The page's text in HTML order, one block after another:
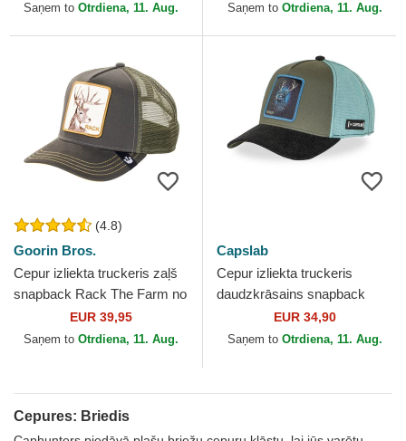
Saņem to Otrdiena, 11. Aug. Saņem to Otrdiena, 11. Aug.
(4.8)
Goorin Bros.
Cepur izliekta truckeris zaļš
snapback Rack The Farm no
Goorin Bros.EUR 39,95
Saņem to Otrdiena, 11. Aug.
Capslab
Cepur izliekta truckeris
daudzkrāsains snapback
BEA3 FORB Briedis Mītiskas
radības no Capslab
EUR 34,90
Saņem to Otrdiena, 11. Aug.
Cepures: Briedis